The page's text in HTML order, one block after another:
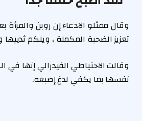
وقال ممثلو الادعاء إن روبن
تعزيز الضحية المكملة ، ويلكم ثدييها
وقالت الاحتياطي الفيدرالي إنها في
نفسها بما يكفي لدغ إصبعه.